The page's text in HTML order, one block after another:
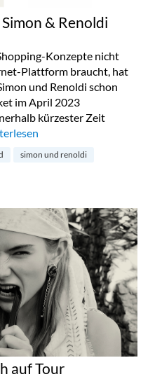
& Renoldi
Konzepte nicht
Plattform braucht, hat
und Renoldi schon
im April 2023
kürzester Zeit
Market by Simon &
simon und renoldi
auf Tour